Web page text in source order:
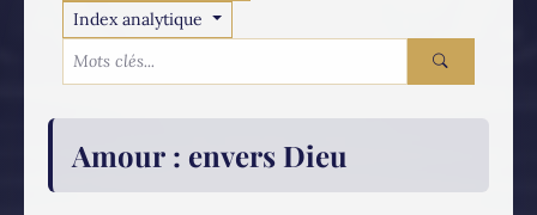
Index analytique
Amour : envers Dieu